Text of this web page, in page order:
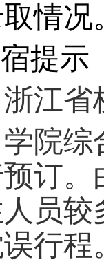
情况
提示
江
院
订
员
行程